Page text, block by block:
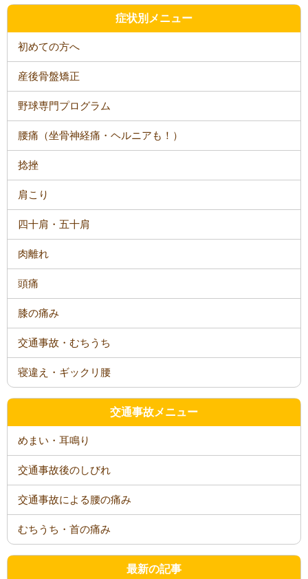
症状別メニュー
初めての方へ
産後骨盤矯正
野球専門プログラム
腰痛（坐骨神経痛・ヘルニアも！）
捻挫
肩こり
四十肩・五十肩
肉離れ
頭痛
膝の痛み
交通事故・むちうち
寝違え・ギックリ腰
交通事故メニュー
めまい・耳鳴り
交通事故後のしびれ
交通事故による腰の痛み
むちうち・首の痛み
最新の記事